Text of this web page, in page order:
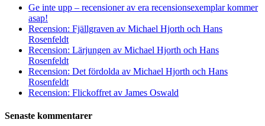
Ge inte upp – recensioner av era recensionsexemplar kommer
asap!
Recension: Fjällgraven av Michael Hjorth och Hans
Rosenfeldt
Recension: Lärjungen av Michael Hjorth och Hans
Rosenfeldt
Recension: Det fördolda av Michael Hjorth och Hans
Rosenfeldt
Recension: Flickoffret av James Oswald
Senaste kommentarer